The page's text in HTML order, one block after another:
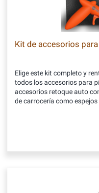
Kit de accesorios
Elige este kit completo y
todos los accesorios para
accesorios retoque auto
de carrocería como